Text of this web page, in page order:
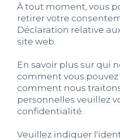
À tout moment, vous
retirer votre
Déclaration relative
site web.
En savoir plus sur qui
comment vous
comment nous
personnelles veuillez
confidentialité.
Veuillez indiquer